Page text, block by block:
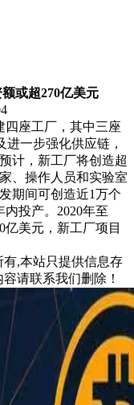
或超270亿美元
四座工厂，其中三座
一步强化供应链，
计，新工厂将创造超
、操作人员和实验室
期间可创造近1万个
投产。2020年至
亿美元，新工厂项目
有,本站只提供信息存
请联系我们删除！